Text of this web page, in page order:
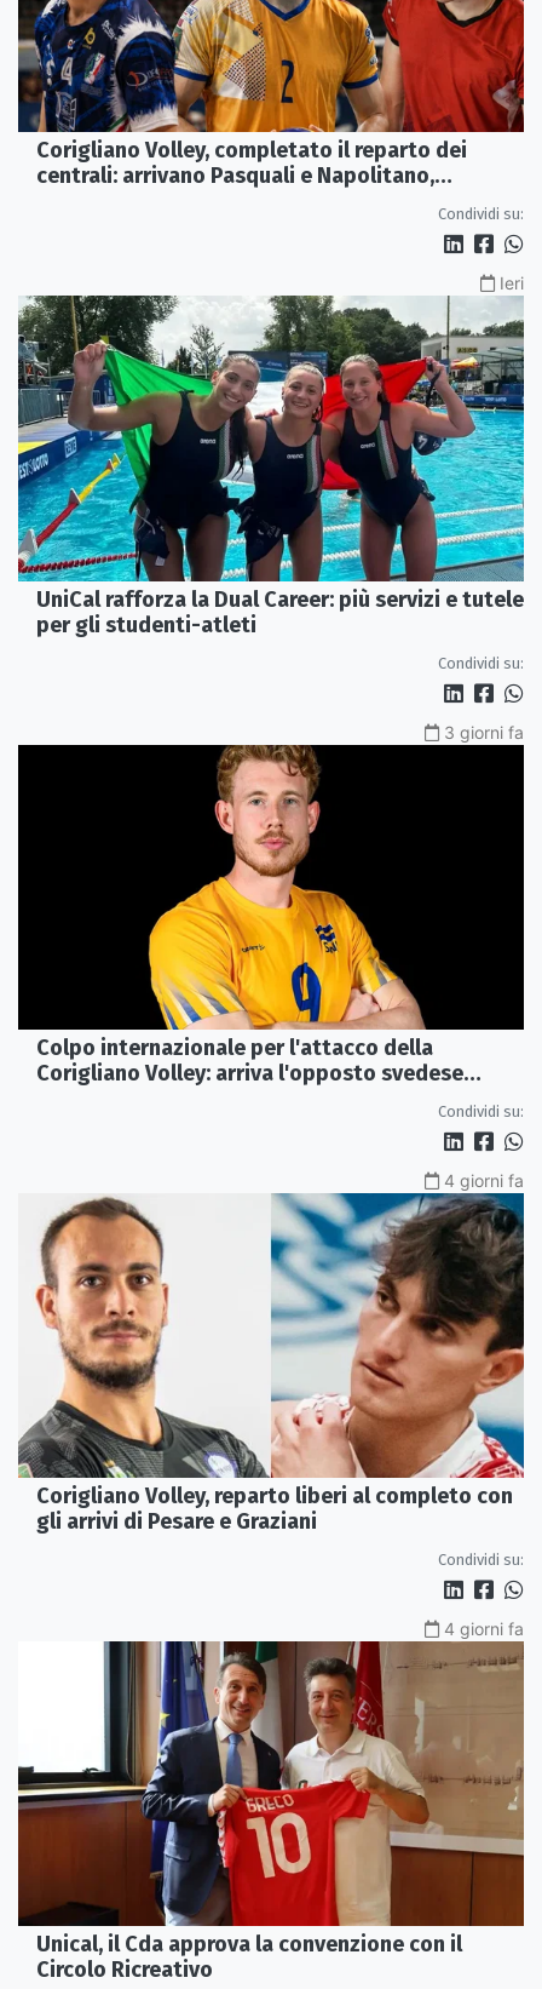
Corigliano Volley, completato il reparto dei
centrali: arrivano Pasquali e Napolitano,
Condividi su:
Ieri
UniCal rafforza la Dual Career: più servizi e tutele
per gli studenti-atleti
Condividi su:
3 giorni fa
Colpo internazionale per l'attacco della
Corigliano Volley: arriva l'opposto svedese
Condividi su:
4 giorni fa
Corigliano Volley, reparto liberi al completo con
gli arrivi di Pesare e Graziani
Condividi su:
4 giorni fa
Unical, il Cda approva la convenzione con il
Circolo Ricreativo